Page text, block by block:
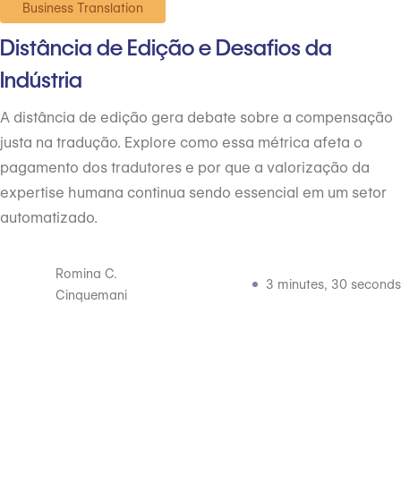
Business Translation
Distância de Edição e Desafios da
Indústria
A distância de edição gera debate sobre a compensação
justa na tradução. Explore como essa métrica afeta o
pagamento dos tradutores e por que a valorização da
expertise humana continua sendo essencial em um setor
automatizado.
Romina C.
Cinquemani
3 minutes, 30 seconds